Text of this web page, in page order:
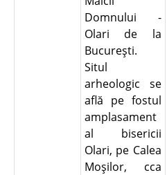
Domnului -
Olari de la
Bucureşti.
Situl
arheologic se
află pe fostul
amplasament
al bisericii
Olari, pe Calea
Moşilor, cca